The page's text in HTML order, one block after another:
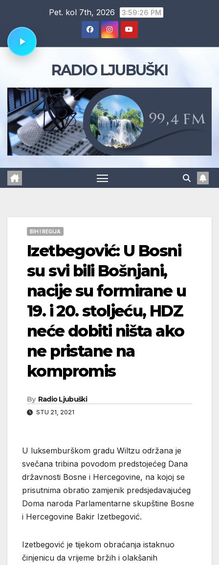
content
Pet. kol 7th, 2026 3:59:27 PM
RADIO LJUBUŠKI
BIH I REGIJA
Izetbegović: U Bosni
su svi bili Bošnjani,
nacije su formirane u
19. i 20. stoljeću, HDZ
neće dobiti ništa ako
ne pristane na
kompromis
By Radio Ljubuški
STU 21, 2021
U luksemburškom gradu Wiltzu održana je
svečana tribina povodom predstojećeg Dana
državnosti Bosne i Hercegovine, na kojoj se
prisutnima obratio zamjenik predsjedavajućeg
Doma naroda Parlamentarne skupštine Bosne
i Hercegovine Bakir Izetbegović.
Izetbegović je tijekom obraćanja istaknuo
činjenicu da vrijeme bržih i olakšanih